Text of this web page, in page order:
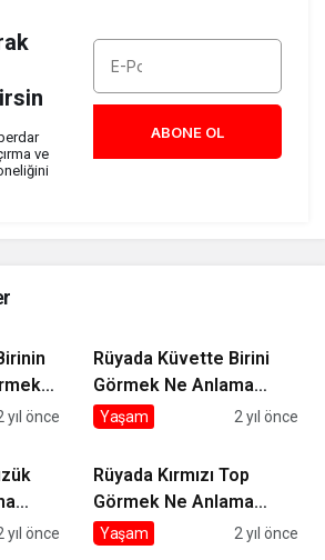
ve
ABONE OL
yıl önce
Rüyada Küvette Birini
Görmek Ne Anlama
Gelir?
Yaşam 2 yıl önce
yıl önce
Rüyada Kırmızı Top
Görmek Ne Anlama
Gelir?
Yaşam 2 yıl önce